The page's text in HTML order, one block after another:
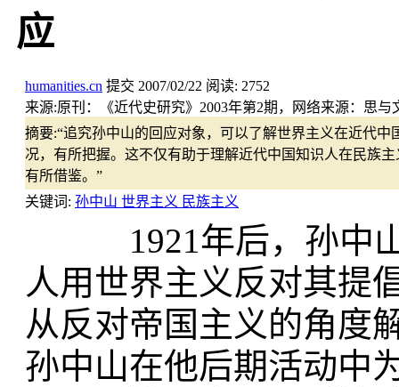
应
humanities.cn 提交 2007/02/22 阅读: 2752
来源:原刊：《近代史研究》2003年第2期，网络来源：思与
摘要:“追究孙中山的回应对象，可以了解世界主义在近代
况，有所把握。这不仅有助于理解近代中国知识人在民族
有所借鉴。”
关键词: 孙中山 世界主义 民族主义
1921年后，孙中山
人用世界主义反对其提
从反对帝国主义的角度
孙中山在他后期活动中